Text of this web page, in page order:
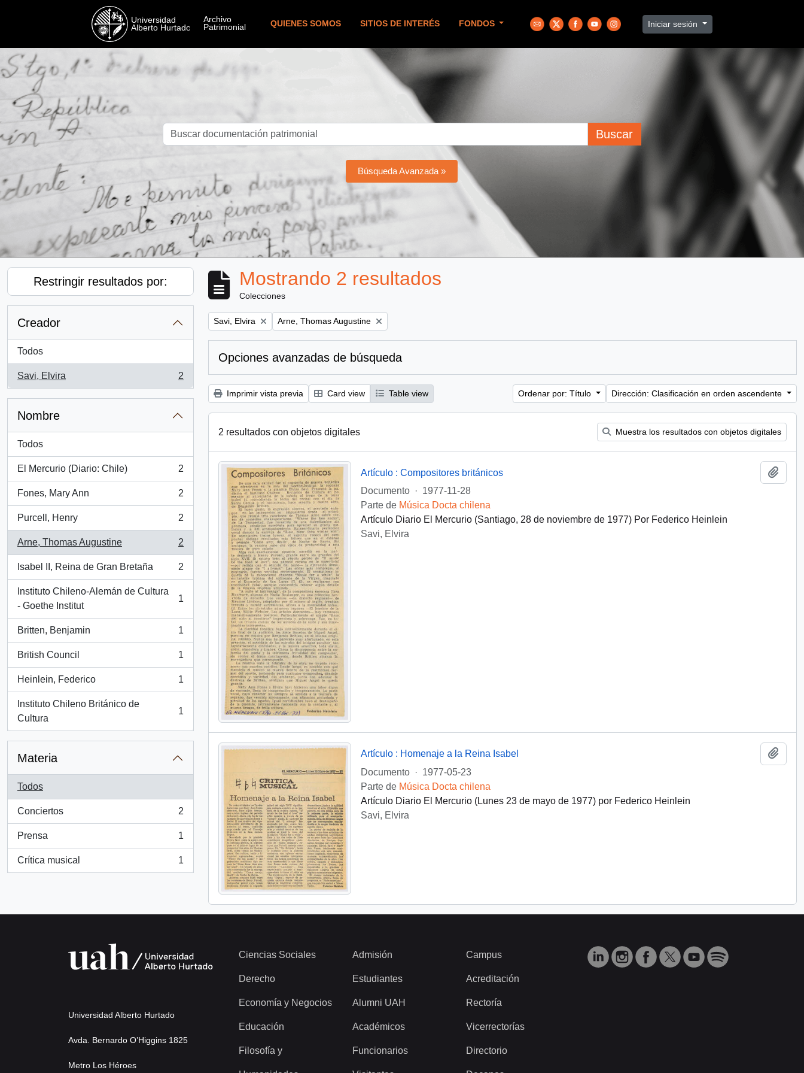
QUIENES SOMOS SITIOS DE INTERÉS FONDOS Iniciar sesión
Buscar
Búsqueda Avanzada »
Restringir resultados por:
Creador
Todos
Savi, Elvira
, 2 resultados
2
Nombre
Todos
El Mercurio (Diario: Chile)
, 2 resultados
2
Fones, Mary Ann
, 2 resultados
2
Purcell, Henry
, 2 resultados
2
Arne, Thomas Augustine
, 2 resultados
2
Isabel II, Reina de Gran Bretaña
, 2 resultados
2
Instituto Chileno-Alemán de Cultura
- Goethe Institut
, 1 resultados
1
Britten, Benjamin
, 1 resultados
1
British Council
, 1 resultados
1
Heinlein, Federico
, 1 resultados
1
Instituto Chileno Británico de
Cultura
, 1 resultados
1
Materia
Todos
Conciertos
, 2 resultados
2
Prensa
, 1 resultados
1
Crítica musical
, 1 resultados
1
Mostrando 2 resultados
Colecciones
Remove filter:
Savi, Elvira Remove filter:
Arne, Thomas Augustine
Opciones avanzadas de búsqueda
Imprimir vista previa Card view Table view Ordenar por: Título Dirección: Clasificación en orden ascendente
2 resultados con objetos digitales Muestra los resultados con objetos digitales
Artículo : Compositores británicos
Documento
· 1977-11-28
Parte de Música Docta chilena
Artículo Diario El Mercurio (Santiago, 28 de noviembre de 1977) Por Federico Heinlein
Savi, Elvira
Artículo : Homenaje a la Reina Isabel
Documento
· 1977-05-23
Parte de Música Docta chilena
Artículo Diario El Mercurio (Lunes 23 de mayo de 1977) por Federico Heinlein
Savi, Elvira
Universidad Alberto Hurtado
Avda. Bernardo O’Higgins 1825
Metro Los Héroes
Ciencias Sociales
Derecho
Economía y Negocios
Educación
Filosofía y
Admisión
Estudiantes
Alumni UAH
Académicos
Funcionarios
Campus
Acreditación
Rectoría
Vicerrectorías
Directorio